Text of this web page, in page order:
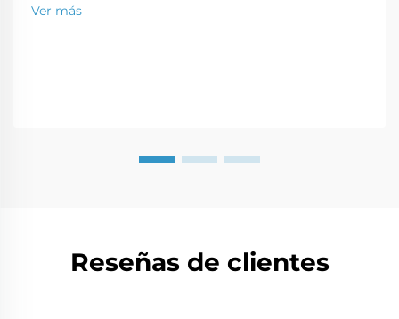
moderno de construcción es una solución perfecta
Ver más
Reseñas de clientes